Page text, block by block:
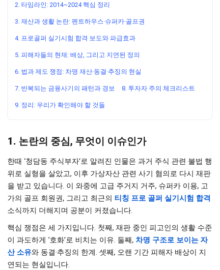
2. 타임라인: 2014~2024 핵심 정리
3. 재산과 생활 논란: 펜트하우스·슈퍼카·골프권
4. 프로골퍼 실기시험 합격 보도와 파급효과
5. 피해자들의 현재: 배상, 그리고 지연된 정의
6. 법과 제도 쟁점: 차명 재산·동결·추징의 현실
7. 반복되는 금융사기의 패턴과 경보 8. 투자자 주의 체크리스트
9. 정리: 우리가 확인해야 할 것들
1. 논란의 중심, 무엇이 이슈인가
한때 ‘청담동 주식부자’로 알려진 인물은 과거 주식 관련 불법 행
위로 실형을 살았고, 이후 가상자산 관련 사기 혐의로 다시 재판
을 받고 있습니다. 이 와중에 고급 주거지 거주, 슈퍼카 이용, 고
가의 골프 회원권, 그리고 최근의 티칭 프로 골퍼 실기시험 합격
소식까지 더해지며 공분이 커졌습니다.
핵심 쟁점은 세 가지입니다. 첫째, 재판 중인 피고인의 생활 수준
이 과도하게 ‘호화’로 비치는 이유. 둘째, 차명 구조로 보이는 자
산 소유와 동결·추징의 한계. 셋째, 오랜 기간 피해자 배상이 지
연되는 현실입니다.